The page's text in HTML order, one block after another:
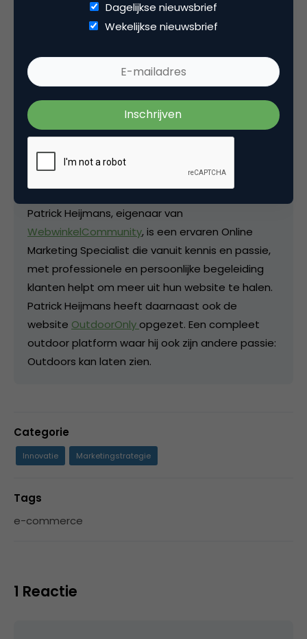
Kopieer link
Online Marketing Specialist bij
Patrick Heijmans, eigenaar van
WebwinkelCommunity, is een ervaren Online
Marketing Specialist die vanuit kennis en passie,
met professionele en persoonlijke begeleiding
klanten helpt om meer uit hun website te halen.
Patrick Heijmans heeft daarnaast ook de
website OutdoorOnly opgezet. Een compleet
outdoor platform waar hij ook zijn andere passie:
Outdoors kan laten zien.
Categorie
Innovatie Marketingstrategie
Tags
e-commerce
1 Reactie
Dagelijkse nieuwsbrief
Wekelijkse nieuwsbrief